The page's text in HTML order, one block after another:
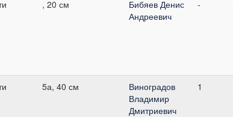
, 20 см
Бибяев Денис
Андреевич
-
5а, 40 см
Виноградов
Владимир
Дмитриевич
1